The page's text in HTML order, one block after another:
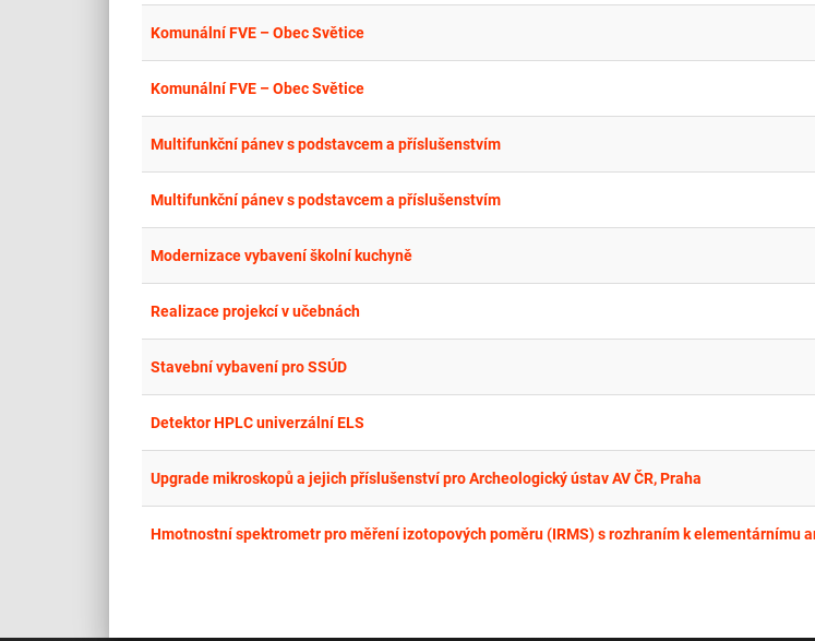
Komunální FVE – Obec Světice
Komunální FVE – Obec Světice
Multifunkční pánev s podstavcem a příslušenstvím
Multifunkční pánev s podstavcem a příslušenstvím
Modernizace vybavení školní kuchyně
Realizace projekcí v učebnách
Stavební vybavení pro SSÚD
Detektor HPLC univerzální ELS
Upgrade mikroskopů a jejich příslušenství pro Archeologický ústav AV ČR, Praha